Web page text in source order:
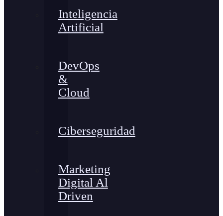
Inteligencia
Artificial
DevOps
&
Cloud
Ciberseguridad
Marketing
Digital Al
Driven